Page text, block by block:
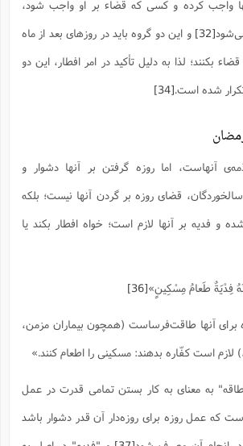
واجب کرده و کسی که قضاء بر او واجب شود،
[32]
و این دو گروه باید در روزهای بعد از ماه
بکنند؛ لذا به دلیل تأکید در امر افطار، این دو
شده است.[34]
آنهاست، اما روزه گرفتن بر آنها دشوار و
قضای روزه بر گردن آنها نیست؛ بلکه
و فدیه بر آنها لازم است؛ خواه افطار بکند یا
فِدْیَةٌ طَعامُ مِسْکِینٍ»[36]
براى آنها طاقت‌فرساست (همچون بیماران مزمن،
لازم است کفّاره بدهند: مسکینى را اطعام کنند.»
به معناى به کار بستن تمامى قدرت در عمل
که عمل روزه برای روزه‌دار آن قدر دشوار باشد